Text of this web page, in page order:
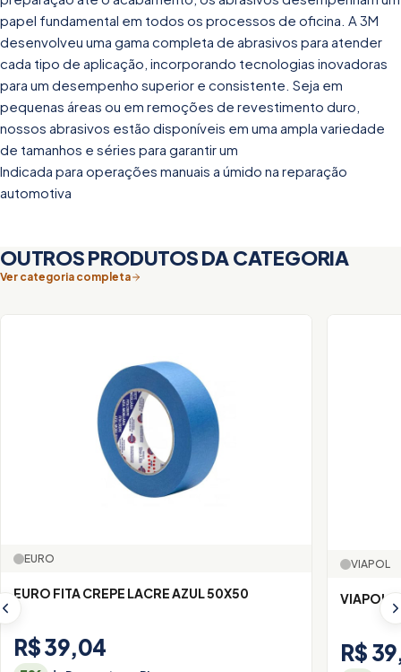
papel fundamental em todos os processos de oficina. A 3M
desenvolveu uma gama completa de abrasivos para atender
cada tipo de aplicação, incorporando tecnologias inovadoras
para um desempenho superior e consistente. Seja em
pequenas áreas ou em remoções de revestimento duro,
nossos abrasivos estão disponíveis em uma ampla variedade
de tamanhos e séries para garantir um
Indicada para operações manuais a úmido na reparação
automotiva
OUTROS PRODUTOS DA CATEGORIA
Ver categoria completa
EURO
EURO FITA CREPE LACRE AZUL 50X50
R$ 39,04
VIAPOL
VIAPOL
R$